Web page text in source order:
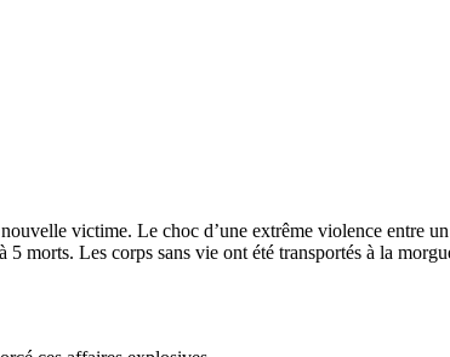
victime. Le choc d’une extrême violence entre
morts. Les corps sans vie ont été transportés à la